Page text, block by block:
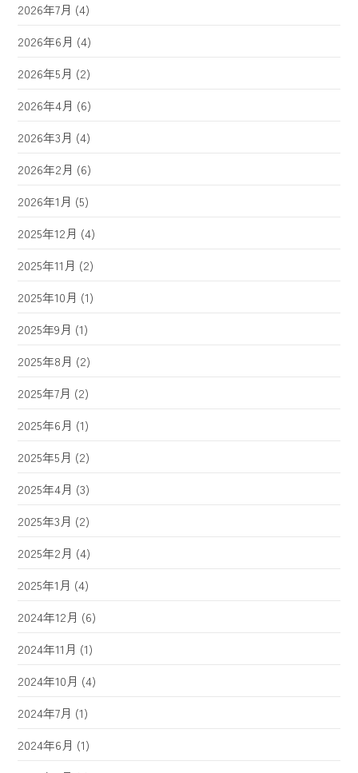
2026年7月 (4)
2026年6月 (4)
2026年5月 (2)
2026年4月 (6)
2026年3月 (4)
2026年2月 (6)
2026年1月 (5)
2025年12月 (4)
2025年11月 (2)
2025年10月 (1)
2025年9月 (1)
2025年8月 (2)
2025年7月 (2)
2025年6月 (1)
2025年5月 (2)
2025年4月 (3)
2025年3月 (2)
2025年2月 (4)
2025年1月 (4)
2024年12月 (6)
2024年11月 (1)
2024年10月 (4)
2024年7月 (1)
2024年6月 (1)